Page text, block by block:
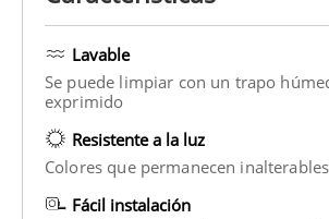
Lavable
Se puede limpiar con un trapo
exprimido
Resistente a la luz
Colores que permanecen inalterables
Fácil instalación